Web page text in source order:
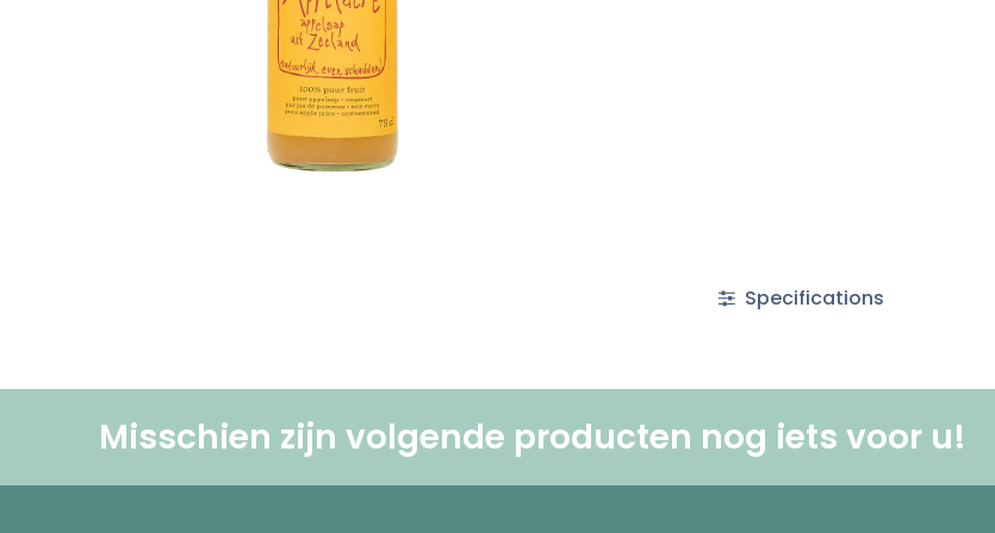
Specifications
Misschien zijn volgende producten nog iets voor u! ​